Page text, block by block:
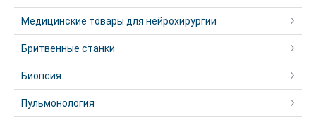
Медицинские товары для нейрохирургии
Бритвенные станки
Биопсия
Пульмонология